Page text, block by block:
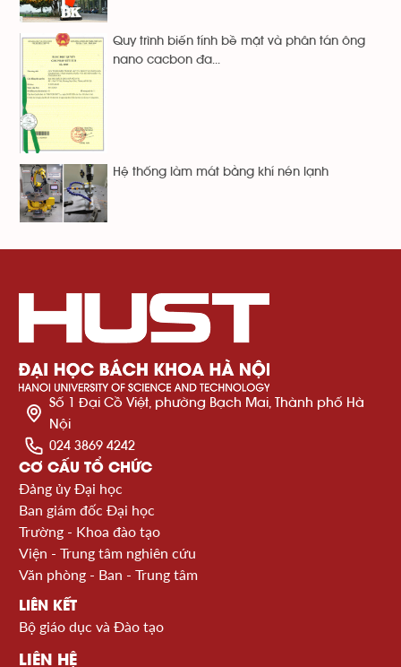
Quy trình biến tính bề mặt và phân tán ông
nano cacbon đa...
Hệ thống làm mát bằng khí nén lạnh
Số 1 Đại Cồ Việt, phường Bạch Mai, Thành phố Hà
Nội
024 3869 4242
CƠ CẤU TỔ CHỨC
Đảng ủy Đại học
Ban giám đốc Đại học
Trường - Khoa đào tạo
Viện - Trung tâm nghiên cứu
Văn phòng - Ban - Trung tâm
LIÊN KẾT
Bộ giáo dục và Đào tạo
LIÊN HỆ